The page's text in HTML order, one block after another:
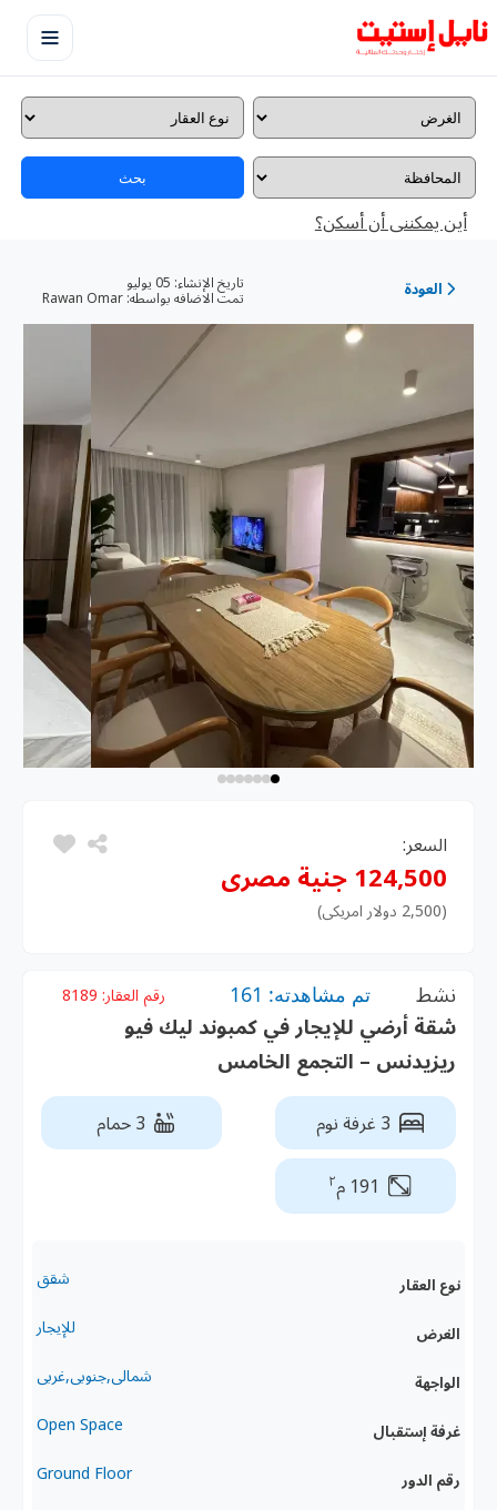
بحث
أين يمكننى أن أسكن؟
العودة تاريخ الإنشاء:
تمت الاضافه بواسطه: Rawan Omar
السعر:
124,500 جنية مصرى
(2,500 دولار امريكى)
نشط تم مشاهدته: 161 رقم العقار: 8189
شقة أرضي للإيجار في كمبوند ليك فيو
ريزيدنس – التجمع الخامس
3 غرفة نوم 3 حمام
191 م ٢
نوع العقار شقق
الغرض للإيجار
الواجهة شمالى,جنوبى,غربى
غرفة إستقبال Open Space
رقم الدور Ground Floor